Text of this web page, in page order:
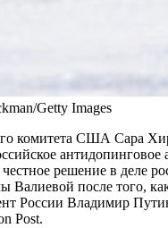
Getty Images
комитета США Сара
антидопинговое
решение в деле
Валиевой после того,
России Владимир
Post.